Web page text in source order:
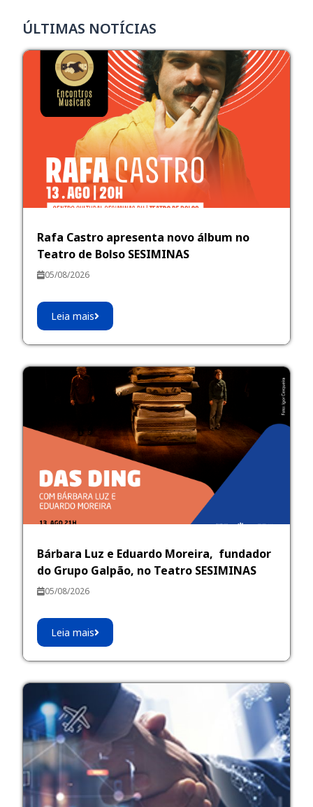
ÚLTIMAS NOTÍCIAS
Rafa Castro apresenta novo álbum no
Teatro de Bolso SESIMINAS
05/08/2026
Leia mais
Bárbara Luz e Eduardo Moreira, fundador
do Grupo Galpão, no Teatro SESIMINAS
05/08/2026
Leia mais